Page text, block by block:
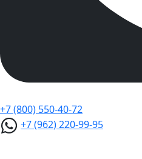
+7 (800) 550-40-72
+7 (962) 220-99-95